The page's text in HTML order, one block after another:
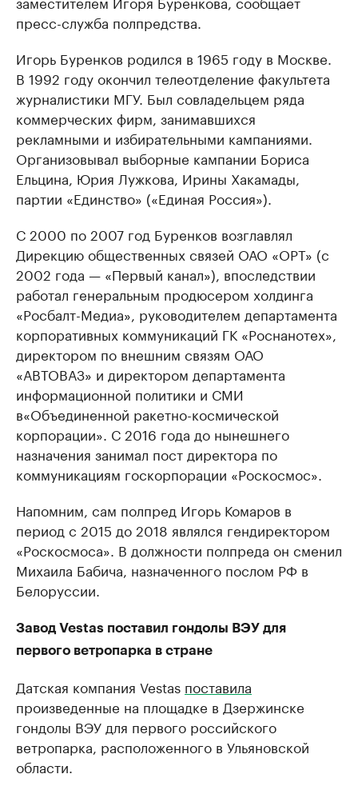
пресс-служба полпредства.
Игорь Буренков родился в 1965 году в Москве.
В 1992 году окончил телеотделение факультета
журналистики МГУ. Был совладельцем ряда
коммерческих фирм, занимавшихся
рекламными и избирательными кампаниями.
Организовывал выборные кампании Бориса
Ельцина, Юрия Лужкова, Ирины Хакамады,
партии «Единство» («Единая Россия»).
С 2000 по 2007 год Буренков возглавлял
Дирекцию общественных связей ОАО «ОРТ» (с
2002 года — «Первый канал»), впоследствии
работал генеральным продюсером холдинга
«Росбалт-Медиа», руководителем департамента​
корпоративных коммуникаций ГК «Роснанотех»,
директором по внешним связям ОАО
«АВТОВАЗ» и директором департамента
информационной политики и СМИ
в«Объединенной ракетно-космической
корпорации». С 2016 года до нынешнего
назначения занимал пост директора по
коммуникациям госкорпорации «Роскосмос».
Напомним, сам полпред Игорь Комаров в
период с 2015 до 2018 являлся гендиректором
«Роскосмоса». В должности полпреда он сменил
Михаила Бабича, назначенного послом РФ в
Белоруссии.
Завод Vestas поставил гондолы ВЭУ для
первого ветропарка в стране
Датская компания Vestas поставила
произведенные на площадке в Дзержинске
гондолы ВЭУ для первого российского
ветропарка, расположенного в Ульяновской
области.